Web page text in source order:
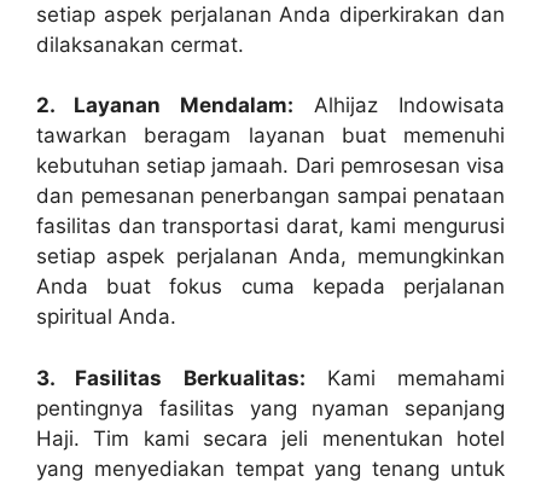
setiap aspek perjalanan Anda diperkirakan dan
dilaksanakan cermat.
2. Layanan Mendalam: Alhijaz Indowisata
tawarkan beragam layanan buat memenuhi
kebutuhan setiap jamaah. Dari pemrosesan visa
dan pemesanan penerbangan sampai penataan
fasilitas dan transportasi darat, kami mengurusi
setiap aspek perjalanan Anda, memungkinkan
Anda buat fokus cuma kepada perjalanan
spiritual Anda.
3. Fasilitas Berkualitas: Kami memahami
pentingnya fasilitas yang nyaman sepanjang
Haji. Tim kami secara jeli menentukan hotel
yang menyediakan tempat yang tenang untuk